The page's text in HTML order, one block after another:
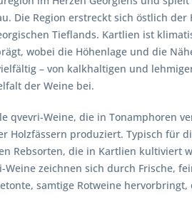
Die Region erstreckt sich östlich
Tieflands. Kartlien ist
wobei die Höhenlage und die
– von kalkhaltigen und
der Weine bei.
qvevri-Weine, die in Tonamphoren
Holzfässern produziert. Typisch für
Rebsorten, die in Kartlien kultiviert
zeichnen sich durch Frische,
samtige Rotweine